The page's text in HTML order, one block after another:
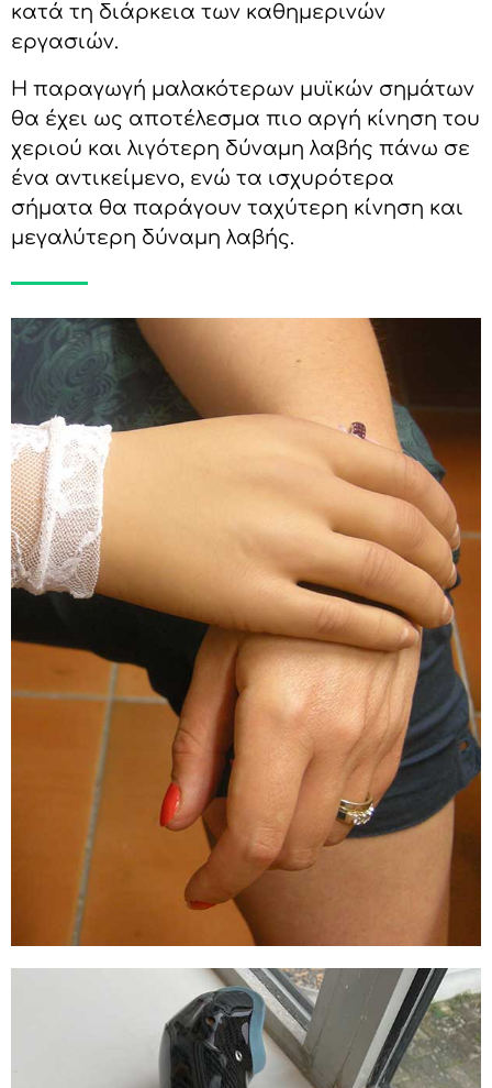
κατά τη διάρκεια των καθημερινών
εργασιών.
Η παραγωγή μαλακότερων μυϊκών σημάτων
θα έχει ως αποτέλεσμα πιο αργή κίνηση του
χεριού και λιγότερη δύναμη λαβής πάνω σε
ένα αντικείμενο, ενώ τα ισχυρότερα
σήματα θα παράγουν ταχύτερη κίνηση και
μεγαλύτερη δύναμη λαβής.